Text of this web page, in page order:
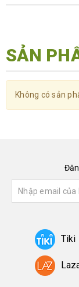
SẢN
Không có sản
Tiki